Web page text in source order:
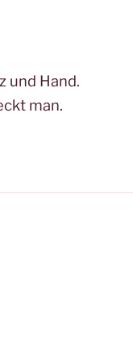
und Hand.
man.